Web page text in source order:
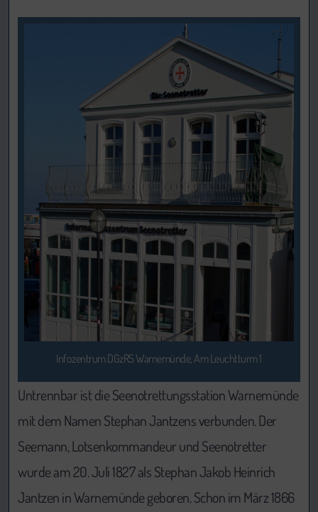
Infozentrum DGzRS Warnemünde, Am Leuchtturm 1
Untrennbar ist die Seenotrettungsstation Warnemünde
mit dem Namen Stephan Jantzens verbunden. Der
Seemann, Lotsenkommandeur und Seenotretter
wurde am 20. Juli 1827 als Stephan Jakob Heinrich
Jantzen in Warnemünde geboren. Schon im März 1866